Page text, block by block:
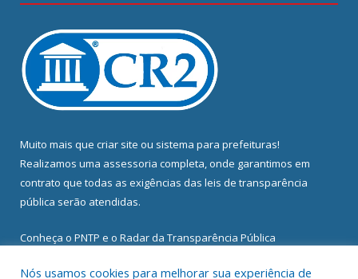
Muito mais que criar site ou sistema para prefeituras!
Realizamos uma assessoria completa, onde garantimos em
contrato que todas as exigências das leis de transparência
pública serão atendidas.
Conheça o PNTP e o Radar da Transparência Pública
Nós usamos cookies para melhorar sua experiência de